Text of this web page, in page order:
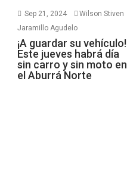
Sep 21, 2024
Wilson Stiven
Jaramillo Agudelo
¡A guardar su vehículo!
Este jueves habrá día
sin carro y sin moto en
el Aburrá Norte